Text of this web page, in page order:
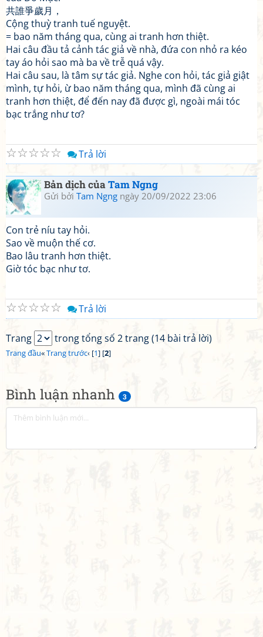
Bình luận nhanh 3
共誰爭歲月，
Cộng thuỳ tranh tuế nguyệt.
= bao năm tháng qua, cùng ai tranh hơn thiệt.
Hai câu đầu tả cảnh tác giả về nhà, đứa con nhỏ ra kéo
tay áo hỏi sao mà ba về trễ quá vậy.
Hai câu sau, là tâm sự tác giả. Nghe con hỏi, tác giả giật
mình, tự hỏi, ừ bao năm tháng qua, mình đã cùng ai
tranh hơn thiệt, để đến nay đã được gì, ngoài mái tóc
bạc trắng như tơ?
☆
☆
☆
☆
☆ Trả lời
Bản dịch củaTam Ngng
Gửi bởi Tam Ngng ngày 20/09/2022 23:06
Con trẻ níu tay hỏi.
Sao về muộn thế cơ.
Bao lâu tranh hơn thiệt.
Giờ tóc bạc như tơ.
☆
☆
☆
☆
☆ Trả lời
Trang trong tổng số 2 trang (14 bài trả lời)
Trang đầu«Trang trước‹ [1] [2]